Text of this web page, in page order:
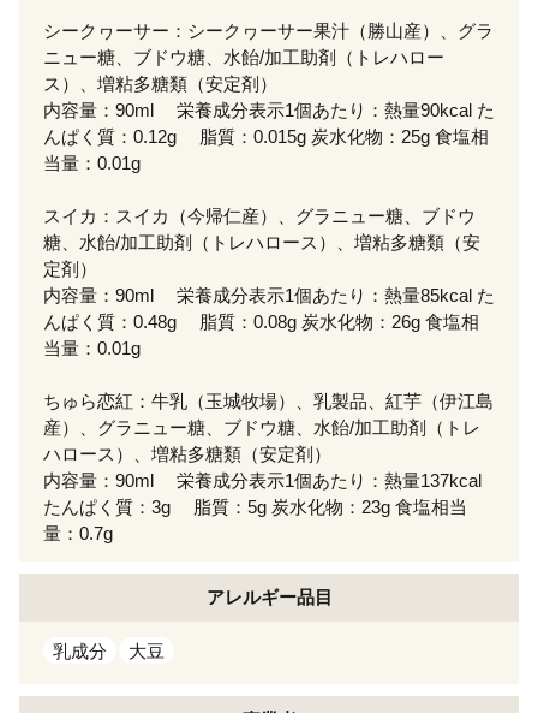
シークヮーサー：シークヮーサー果汁（勝山産）、グラ
ニュー糖、ブドウ糖、水飴/加工助剤（トレハロー
ス）、増粘多糖類（安定剤）
内容量：90ml 栄養成分表示1個あたり：熱量90kcal た
んぱく質：0.12g 脂質：0.015g 炭水化物：25g 食塩相
当量：0.01g
スイカ：スイカ（今帰仁産）、グラニュー糖、ブドウ
糖、水飴/加工助剤（トレハロース）、増粘多糖類（安
定剤）
内容量：90ml 栄養成分表示1個あたり：熱量85kcal た
んぱく質：0.48g 脂質：0.08g 炭水化物：26g 食塩相
当量：0.01g
ちゅら恋紅：牛乳（玉城牧場）、乳製品、紅芋（伊江島
産）、グラニュー糖、ブドウ糖、水飴/加工助剤（トレ
ハロース）、増粘多糖類（安定剤）
内容量：90ml 栄養成分表示1個あたり：熱量137kcal
たんぱく質：3g 脂質：5g 炭水化物：23g 食塩相当
量：0.7g
アレルギー品目
乳成分 大豆